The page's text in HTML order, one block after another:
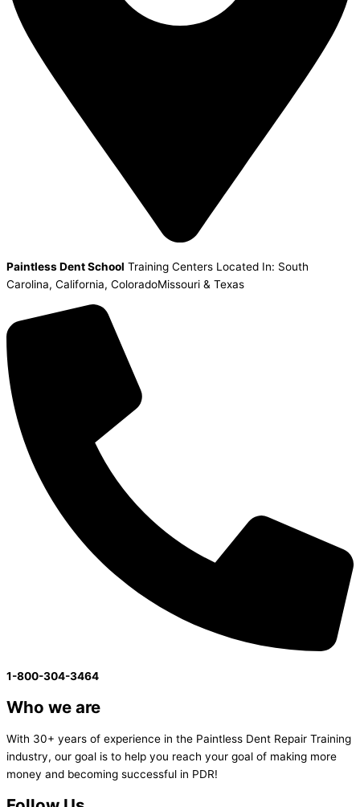
Paintless Dent School Training Centers Located In: South
Carolina, California, ColoradoMissouri & Texas
1-800-304-3464
Who we are
With 30+ years of experience in the Paintless Dent Repair Training
industry, our goal is to help you reach your goal of making more
money and becoming successful in PDR!